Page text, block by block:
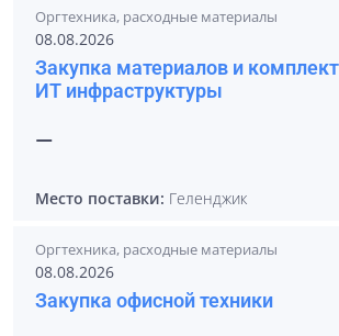
Оргтехника, расходные материалы
08.08.2026
Закупка материалов и
ИТ инфраструктуры
—
Место поставки: Геленджик
Оргтехника, расходные материалы
08.08.2026
Закупка офисной техники